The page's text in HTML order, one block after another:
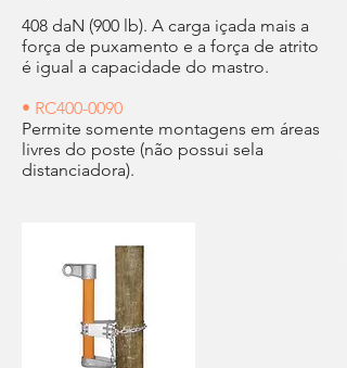
408 daN (900 lb). A carga içada mais a
força de puxamento e a força de atrito
é igual a capacidade do mastro.
• RC400-0090
Permite somente montagens em áreas
livres do poste (não possui sela
distanciadora).